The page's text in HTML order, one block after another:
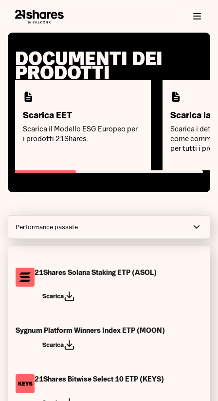
DOCUMENTI DEI
PRODOTTI
Scarica EET
Scarica il Modello ESG Europeo per
i prodotti 21Shares.
Scarica la
Scarica i
come
per tutti i
Performance passate
Avviso
Resoconti finanziari
Prospetto
Factsheets
Condizioni finali
Documenti informativi chiave
21Shares Solana Staking ETP (ASOL)
Scarica
Sygnum Platform Winners Index ETP (MOON)
Scarica
21Shares Bitwise Select 10 ETP (KEYS)